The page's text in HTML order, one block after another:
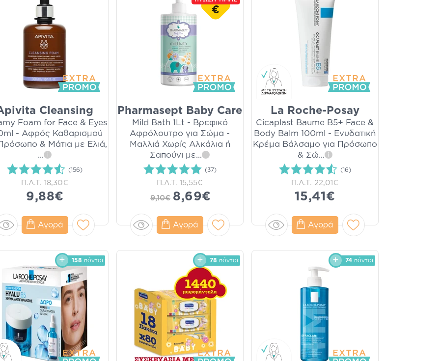
Cleansing
Foam for Face & Eyes
- Αφρός Καθαρισμού
& Μάτια με Ελιά,
...
i
(156)
Π.Λ.Τ.18,30€
9,88€
Αγορά
€
Pharmasept Baby Care
Mild Bath 1Lt - Βρεφικό
Αφρόλουτρο για Σώμα -
Μαλλιά Χωρίς Αλκάλια ή
Σαπούνι με... i
(37)
Π.Λ.Τ.15,55€
9,10€ 8,69€
Αγορά
La Roche-Posay
Cicaplast Baume B5+ Face &
Body Balm 100ml - Ενυδατική
Κρέμα Βάλσαμο για Πρόσωπο
& Σώ... i
(16)
Π.Λ.Τ.22,01€
15,41€
Αγορά
158 πόντοι 78 πόντοι 74πόντοι